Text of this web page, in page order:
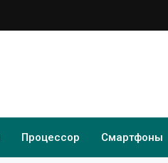
Процессор Смартфоны